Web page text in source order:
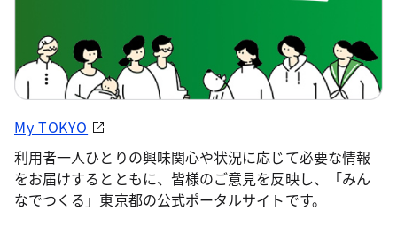
My TOKYO
利用者一人ひとりの興味関心や状況に応じて必要な情報
をお届けするとともに、皆様のご意見を反映し、「みん
なでつくる」東京都の公式ポータルサイトです。